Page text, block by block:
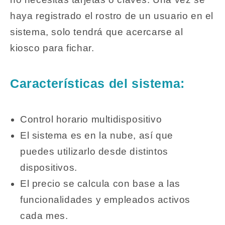
haya registrado el rostro de un usuario en el
sistema, solo tendrá que acercarse al
kiosco para fichar.
Características del sistema:
Control horario multidispositivo
El sistema es en la nube, así que
puedes utilizarlo desde distintos
dispositivos.
El precio se calcula con base a las
funcionalidades y empleados activos
cada mes.